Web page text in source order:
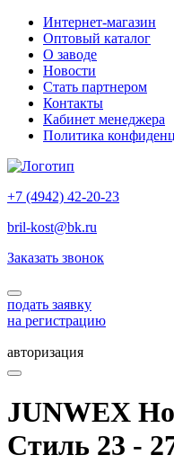
Интернет-магазин
Оптовый каталог
О заводе
Новости
Стать партнером
Контакты
Кабинет менеджера
Политика
+7 (4942) 42-20-23
bril-kost@bk.ru
Заказать звонок
подать заявку
на регистрацию
авторизация
JUNWEX
Стиль 23 -